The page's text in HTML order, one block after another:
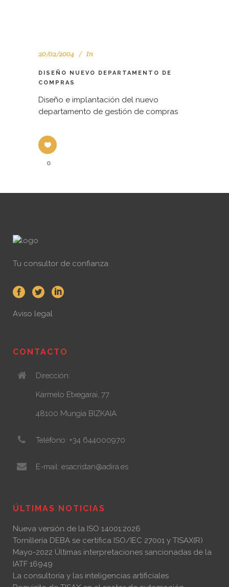
20/02/2004 In
DISEÑO NUEVO DEPARTAMENTO DE
COMPRAS
Diseño e implantación del nuevo
departamento de gestión de compras
0
Tu consultor de confianza
Aviso legal
CONTACTO
Dirección:
Karmelo Etxegarai, 77
48100 Mungia BIZKAIA
Teléfono: +34 644000970
E-mail: esacristan@adira.es
ÚLTIMAS NOTICIAS
Nueva versión de la ISO 14001:2026
Tornillería DEBA se certifica ISO/IEC 27001 y TISAX(R)
Mayo-2022 Últimas interpretaciones sancionadas de la
IATF 16949
La consultoría y las inteligencias artificiales